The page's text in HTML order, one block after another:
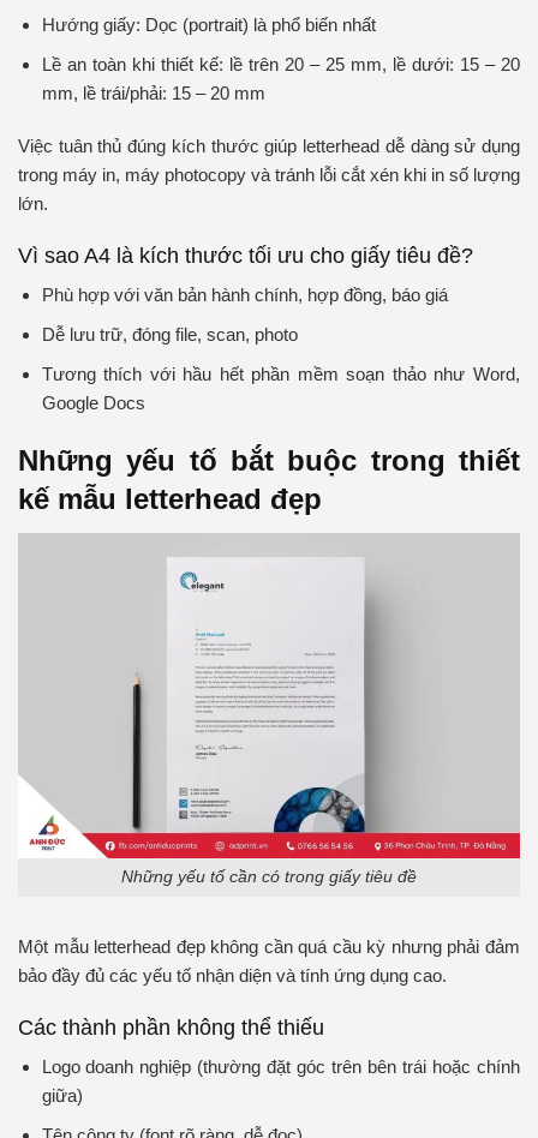
Hướng giấy: Dọc (portrait) là phổ biến nhất
Lề an toàn khi thiết kế: lề trên 20 – 25 mm, lề dưới: 15 – 20
mm, lề trái/phải: 15 – 20 mm
Việc tuân thủ đúng kích thước giúp letterhead dễ dàng sử dụng
trong máy in, máy photocopy và tránh lỗi cắt xén khi in số lượng
lớn.
Vì sao A4 là kích thước tối ưu cho giấy tiêu đề?
Phù hợp với văn bản hành chính, hợp đồng, báo giá
Dễ lưu trữ, đóng file, scan, photo
Tương thích với hầu hết phần mềm soạn thảo như Word,
Google Docs
Những yếu tố bắt buộc trong thiết
kế mẫu letterhead đẹp
Những yếu tố cần có trong giấy tiêu đề
Một mẫu letterhead đẹp không cần quá cầu kỳ nhưng phải đảm
bảo đầy đủ các yếu tố nhận diện và tính ứng dụng cao.
Các thành phần không thể thiếu
Logo doanh nghiệp (thường đặt góc trên bên trái hoặc chính
giữa)